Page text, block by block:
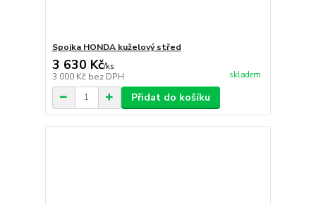
Spojka HONDA kuželový střed
3 630 Kč/ks
3 000 Kč bez DPH skladem
Přidat do košíku